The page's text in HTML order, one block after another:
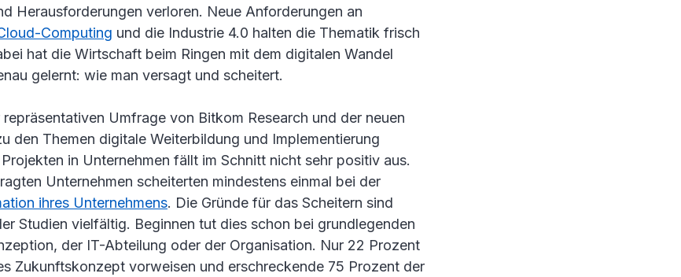
Herausforderungen verloren. Neue Anforderungen an
Computing und die Industrie 4.0 halten die Thematik frisch
hat die Wirtschaft beim Ringen mit dem digitalen Wandel
gelernt: wie man versagt und scheitert.
repräsentativen Umfrage von Bitkom Research und der neuen
den Themen digitale Weiterbildung und Implementierung
in Unternehmen fällt im Schnitt nicht sehr positiv aus.
Unternehmen scheiterten mindestens einmal bei der
ihres Unternehmens. Die Gründe für das Scheitern sind
Studien vielfältig. Beginnen tut dies schon bei grundlegenden
der IT-Abteilung oder der Organisation. Nur 22 Prozent
Zukunftskonzept vorweisen und erschreckende 75 Prozent der